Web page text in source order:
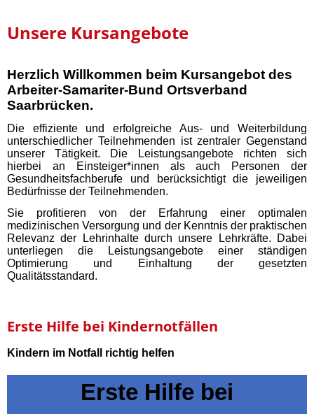
Unsere Kursangebote
Herzlich Willkommen beim Kursangebot des
Arbeiter-Samariter-Bund Ortsverband
Saarbrücken.
Die effiziente und erfolgreiche Aus- und Weiterbildung
unterschiedlicher Teilnehmenden ist zentraler Gegenstand
unserer Tätigkeit. Die Leistungsangebote richten sich
hierbei an Einsteiger*innen als auch Personen der
Gesundheitsfachberufe und berücksichtigt die jeweiligen
Bedürfnisse der Teilnehmenden.
Sie profitieren von der Erfahrung einer optimalen
medizinischen Versorgung und der Kenntnis der praktischen
Relevanz der Lehrinhalte durch unsere Lehrkräfte. Dabei
unterliegen die Leistungsangebote einer ständigen
Optimierung und Einhaltung der gesetzten
Qualitätsstandard.
Erste Hilfe bei Kindernotfällen
Kindern im Notfall richtig helfen
Erste Hilfe bei